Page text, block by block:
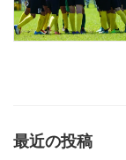
最近の投稿